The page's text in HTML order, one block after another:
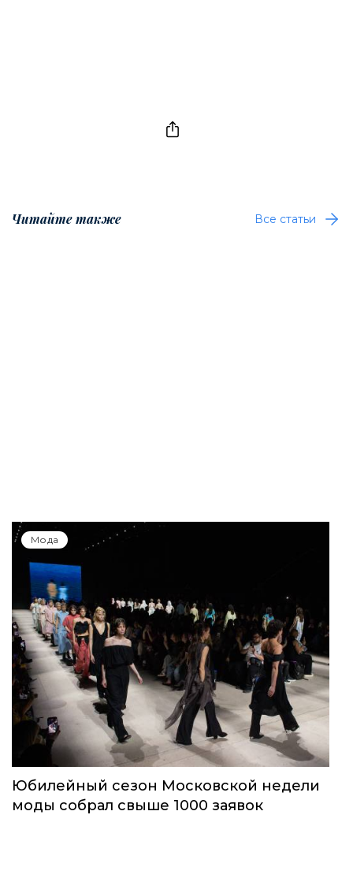
Читайте также Все статьи
Мода
Юбилейный сезон Московской недели
моды собрал свыше 1000 заявок